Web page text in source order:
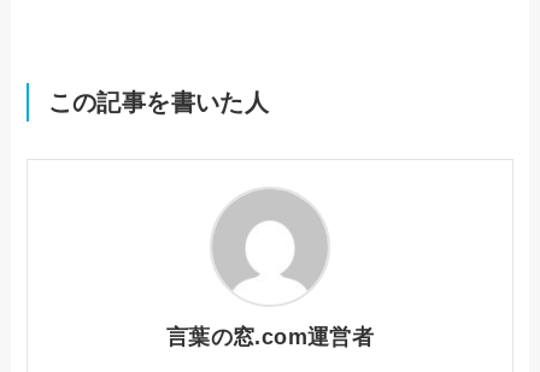
この記事を書いた人
言葉の窓.com運営者